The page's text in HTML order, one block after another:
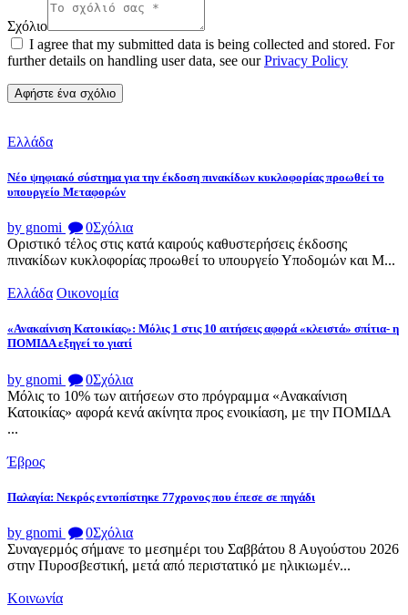
Σχόλιο
I agree that my submitted data is being collected and stored. For
further details on handling user data, see ourPrivacy Policy
Ελλάδα
Νέο ψηφιακό σύστημα για την έκδοση πινακίδων κυκλοφορίας προωθεί το
υπουργείο Μεταφορών
by gnomi 0Σχόλια
Οριστικό τέλος στις κατά καιρούς καθυστερήσεις έκδοσης
πινακίδων κυκλοφορίας προωθεί το υπουργείο Υποδομών και Μ...
Ελλάδα Οικονομία
«Ανακαίνιση Κατοικίας»: Μόλις 1 στις 10 αιτήσεις αφορά «κλειστά» σπίτια- η
ΠΟΜΙΔΑ εξηγεί το γιατί
by gnomi 0Σχόλια
Μόλις το 10% των αιτήσεων στο πρόγραμμα «Ανακαίνιση
Κατοικίας» αφορά κενά ακίνητα προς ενοικίαση, με την ΠΟΜΙΔΑ
...
Έβρος
Παλαγία: Νεκρός εντοπίστηκε 77χρονος που έπεσε σε πηγάδι
by gnomi 0Σχόλια
Συναγερμός σήμανε το μεσημέρι του Σαββάτου 8 Αυγούστου 2026
στην Πυροσβεστική, μετά από περιστατικό με ηλικιωμέν...
Κοινωνία